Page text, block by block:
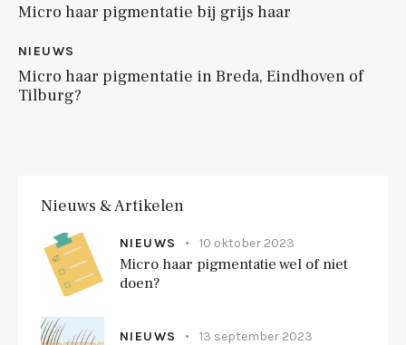
Micro haar pigmentatie bij grijs haar
NIEUWS
Micro haar pigmentatie in Breda, Eindhoven of
Tilburg?
Nieuws & Artikelen
NIEUWS 10 oktober 2023
Micro haar pigmentatie wel of niet
doen?
NIEUWS 13 september 2023